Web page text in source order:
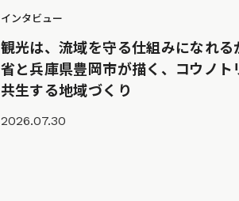
インタビュー
観光は、流域を守る仕組みになれる
省と兵庫県豊岡市が描く、コウノト
共生する地域づくり
2026.07.30